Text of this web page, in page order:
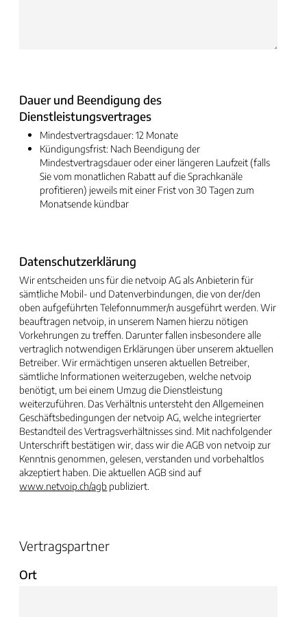
Dauer und Beendigung des
Dienstleistungsvertrages
Mindestvertragsdauer: 12 Monate
Kündigungsfrist: Nach Beendigung der
Mindestvertragsdauer oder einer längeren Laufzeit (falls
Sie vom monatlichen Rabatt auf die Sprachkanäle
profitieren) jeweils mit einer Frist von 30 Tagen zum
Monatsende kündbar
Datenschutzerklärung
Wir entscheiden uns für die netvoip AG als Anbieterin für
sämtliche Mobil- und Datenverbindungen, die von der/den
oben aufgeführten Telefonnummer/n ausgeführt werden. Wir
beauftragen netvoip, in unserem Namen hierzu nötigen
Vorkehrungen zu treffen. Darunter fallen insbesondere alle
vertraglich notwendigen Erklärungen über unserem aktuellen
Betreiber. Wir ermächtigen unseren aktuellen Betreiber,
sämtliche Informationen weiterzugeben, welche netvoip
benötigt, um bei einem Umzug die Dienstleistung
weiterzuführen. Das Verhältnis untersteht den Allgemeinen
Geschäftsbedingungen der netvoip AG, welche integrierter
Bestandteil des Vertragsverhältnisses sind. Mit nachfolgender
Unterschrift bestätigen wir, dass wir die AGB von netvoip zur
Kenntnis genommen, gelesen, verstanden und vorbehaltlos
akzeptiert haben. Die aktuellen AGB sind auf
www.netvoip.ch/agb publiziert.
Vertragspartner
Ort